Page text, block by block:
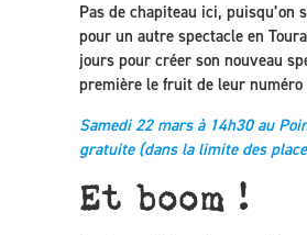
Pas de chapiteau ici,
pour un autre spectacle en
jours pour créer son nouveau
première le fruit de leur
Samedi 22 mars à 14h30 au
gratuite (dans la limite des
Et boom !